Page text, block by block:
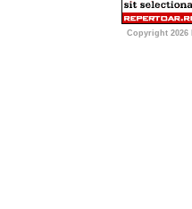
Copyright 2026